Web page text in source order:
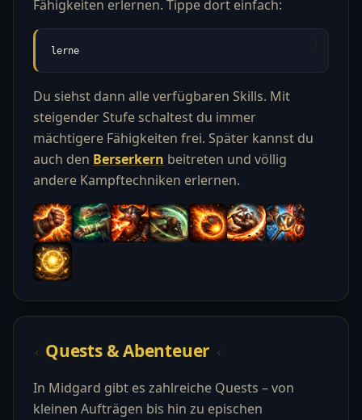
Fähigkeiten erlernen. Tippe dort einfach:
lerne
Du siehst dann alle verfügbaren Skills. Mit
steigender Stufe schaltest du immer
mächtigere Fähigkeiten frei. Später kannst du
auch den Berserkern beitreten und völlig
andere Kampftechniken erlernen.
Quests & Abenteuer
In Midgard gibt es zahlreiche Quests – von
kleinen Aufträgen bis hin zu epischen